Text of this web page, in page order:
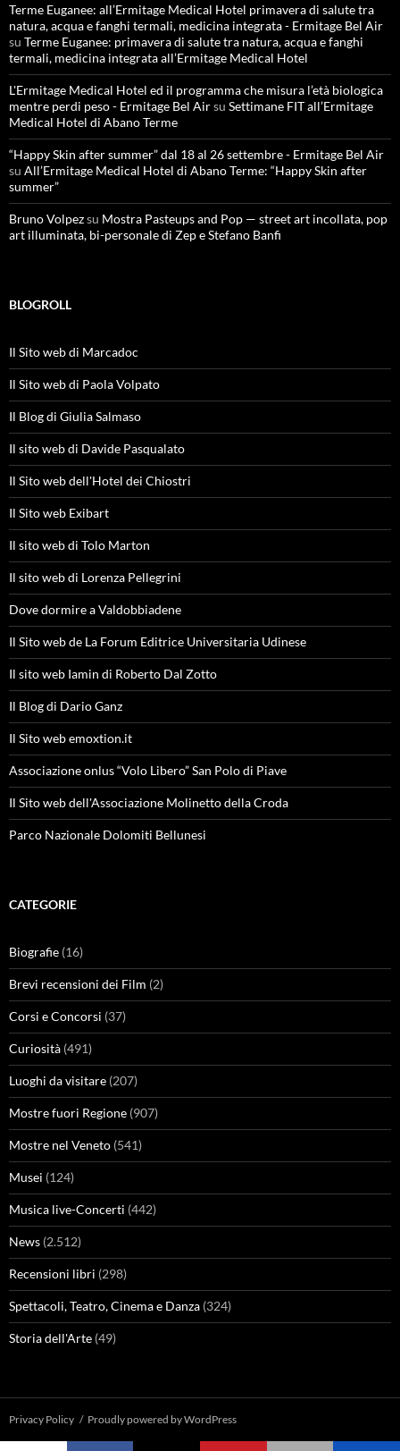
Terme Euganee: all’Ermitage Medical Hotel primavera di salute tra
natura, acqua e fanghi termali, medicina integrata - Ermitage Bel Air
su Terme Euganee: primavera di salute tra natura, acqua e fanghi
termali, medicina integrata all’Ermitage Medical Hotel
L'Ermitage Medical Hotel ed il programma che misura l’età biologica
mentre perdi peso - Ermitage Bel Airsu Settimane FIT all’Ermitage
Medical Hotel di Abano Terme
“Happy Skin after summer” dal 18 al 26 settembre - Ermitage Bel Air
su All’Ermitage Medical Hotel di Abano Terme: “Happy Skin after
summer”
Bruno Volpezsu Mostra Pasteups and Pop — street art incollata, pop
art illuminata, bi-personale di Zep e Stefano Banfi
BLOGROLL
Il Sito web di Marcadoc
Il Sito web di Paola Volpato
Il Blog di Giulia Salmaso
Il sito web di Davide Pasqualato
Il Sito web dell'Hotel dei Chiostri
Il Sito web Exibart
Il sito web di Tolo Marton
Il sito web di Lorenza Pellegrini
Dove dormire a Valdobbiadene
Il Sito web de La Forum Editrice Universitaria Udinese
Il sito web Iamin di Roberto Dal Zotto
Il Blog di Dario Ganz
Il Sito web emoxtion.it
Associazione onlus “Volo Libero” San Polo di Piave
Il Sito web dell'Associazione Molinetto della Croda
Parco Nazionale Dolomiti Bellunesi
CATEGORIE
Biografie (16)
Brevi recensioni dei Film (2)
Corsi e Concorsi (37)
Curiosità (491)
Luoghi da visitare (207)
Mostre fuori Regione (907)
Mostre nel Veneto (541)
Musei (124)
Musica live-Concerti (442)
News (2.512)
Recensioni libri (298)
Spettacoli, Teatro, Cinema e Danza (324)
Storia dell'Arte (49)
Privacy Policy Proudly powered by WordPress